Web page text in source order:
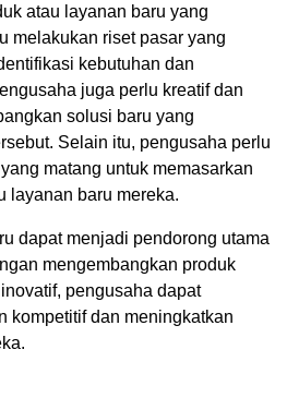
atau layanan baru yang
melakukan riset pasar yang
kebutuhan dan
juga perlu kreatif dan
solusi baru yang
Selain itu, pengusaha perlu
matang untuk memasarkan
layanan baru mereka.
dapat menjadi pendorong utama
mengembangkan produk
pengusaha dapat
kompetitif dan meningkatkan